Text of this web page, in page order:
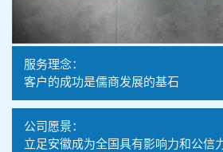
服务理念：
客户的成功是儒商发展的基石
公司愿景：
立足安徽成为全国具有影响力和公信